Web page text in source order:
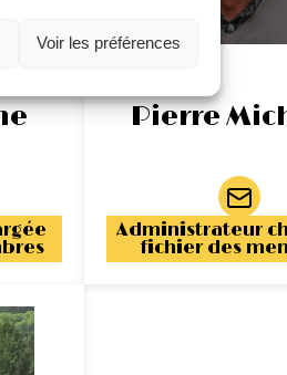
Voir les préférences
Pierre
Administrateur
fichier des